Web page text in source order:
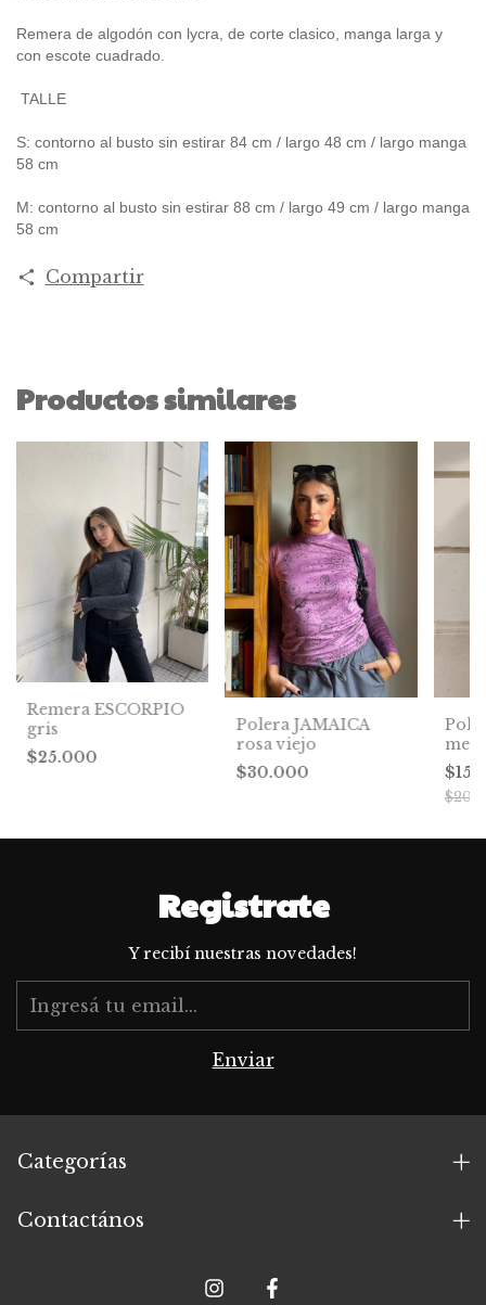
Remera de algodón con lycra, de corte clasico, manga larga y
con escote cuadrado.
TALLE
S: contorno al busto sin estirar 84 cm / largo 48 cm / largo manga
58 cm
M: contorno al busto sin estirar 88 cm / largo 49 cm / largo manga
58 cm
Compartir
Productos similares
Remera ESCORPIO
gris
$25.000
Polera JAMAICA
rosa viejo
$30.000
Registrate
Y recibí nuestras novedades!
Categorías
Contactános